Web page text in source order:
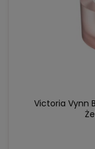
Victoria Vynn